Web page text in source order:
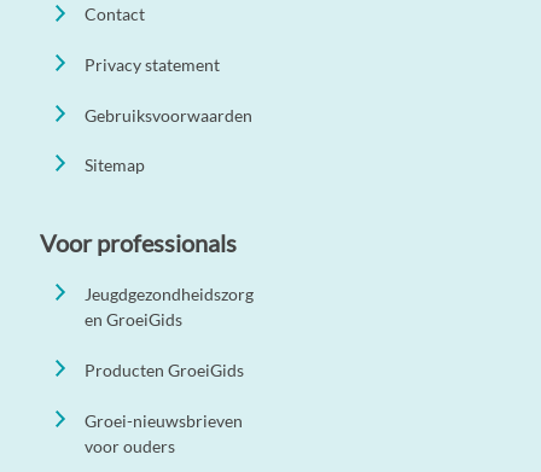
Contact
Privacy statement
Gebruiksvoorwaarden
Sitemap
Voor professionals
Jeugdgezondheidszorg
en GroeiGids
Producten GroeiGids
Groei-nieuwsbrieven
voor ouders